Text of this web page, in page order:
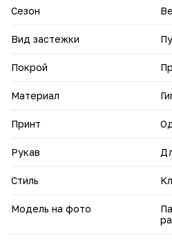
Сезон
Вид застежки
Покрой
Материал
Принт
Рукав
Стиль
Модель на фото